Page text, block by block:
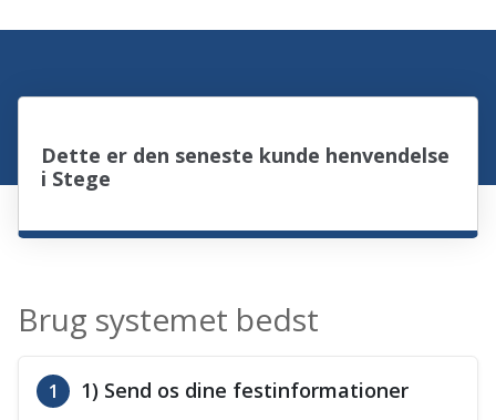
Dette er den seneste kunde henvendelse
i Stege
Brug systemet bedst
1 1) Send os dine festinformationer